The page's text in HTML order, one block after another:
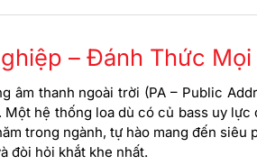
– Đánh Thức Mọi
âm thanh ngoài trời (PA – Public
hệ thống loa dù có củ bass uy
trong ngành, tự hào mang đến siêu
đòi hỏi khắt khe nhất.